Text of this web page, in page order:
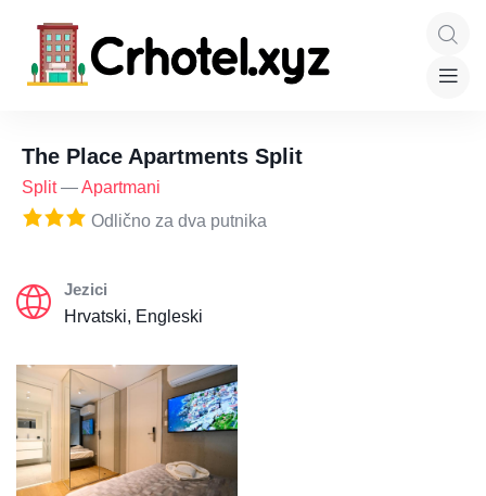
The Place Apartments Split
Split—Apartmani
Odlično za dva putnika
Jezici
Hrvatski, Engleski